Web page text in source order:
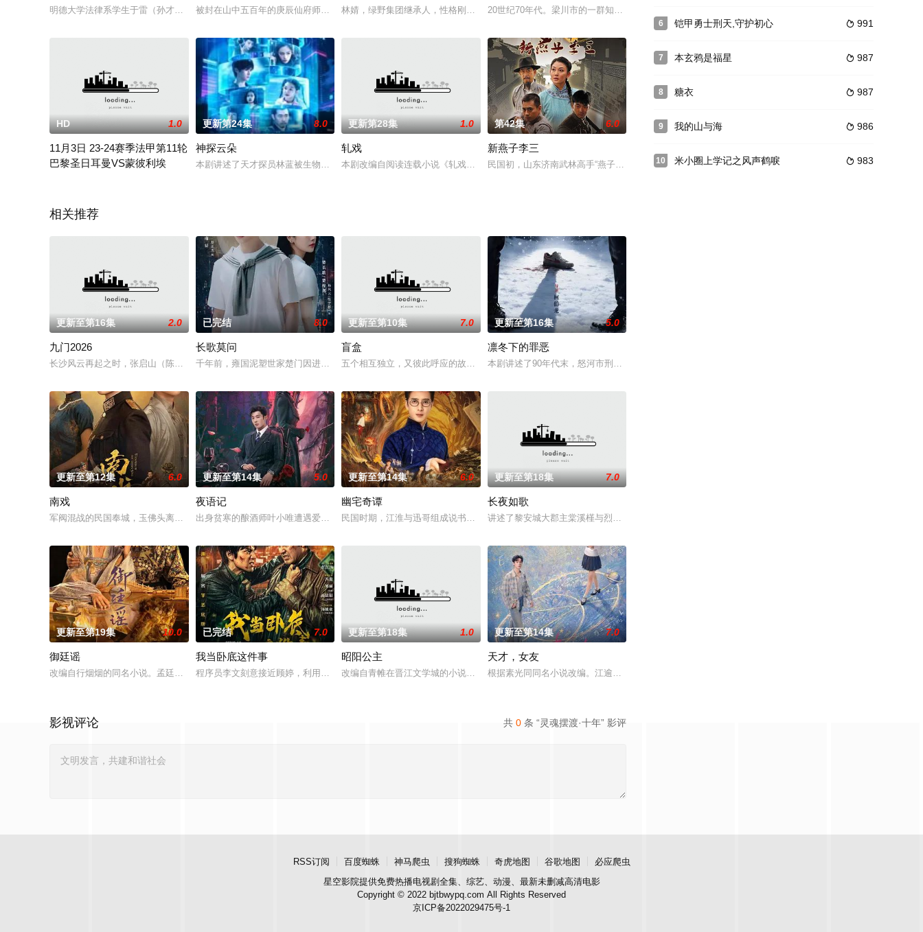
明德大学法律系学生于雷（孙才桢）与陈可（梁贝易）初次见面时，并不知道彼此将彻底改变对方人生。他们个性迥异：于雷自信果敢；而陈可安静内敛，习惯与他人保持距离，但却
被封在山中五百年的庚辰仙府师祖司马焦（陈飞宇 饰）与意外来到修仙界的廖停雁（王影璐 饰）相遇后，被其无欲无求的“咸鱼”本能降服，从此廖停雁开始引导司马焦步步向善
林婧，绿野集团继承人，性格刚毅，却在人生巅峰遭遇背叛。苏晓梦，民宿小职员，性格温婉，却深陷家庭泥潭。一次偶然，两人因定洞神针，交换
20世纪70年代。梁川市的一群知青在下乡时结下了深厚情谊，他们在返城、高考、改革开放等一系列大潮中
HD 1.0
11月3日 23-24赛季法甲第11轮
巴黎圣日耳曼VS蒙彼利埃
更新第24集 8.0
神探云朵
本剧讲述了天才探员林蓝被生物光线照射，变成10岁大小的小萝莉，顶替同事女儿云朵的身份继续探案的推理故事。
更新第28集 1.0
轧戏
本剧改编自阅读连载小说《轧戏》，作者祖乐。作为一名合格的成年人，胡羞（卢昱晓 饰）原本平静的生活随着未婚夫的消失而崩塌。直至一天，
第42集 6.0
新燕子李三
民国初，山东济南武林高手“燕子李三”被官府斩杀。李三师弟李显隐退江湖，将绝世轻功传与徒弟李云飞、李
相关推荐
更新至第16集 2.0
九门2026
长沙风云再起之时，张启山（陈伟霆 饰）与吴老狗（曾舜晞 饰）强强联手，携手霍仙姑（陈瑶 饰）与九门诸人共赴冒险奇局。一桩401部队的神秘失踪事件，牵出百年尘封的
已完结 8.0
长歌莫问
千年前，雍国泥塑世家楚门因进贡的“十二生肖”离奇流血炸裂，惨遭满门流放，楚父以死鸣冤。楚家大小姐楚梓鸢带着滔天恨意，在屠刀落地的瞬间，灵魂跨越千年，附身到了与她
更新至第10集 7.0
盲盒
五个相互独立，又彼此呼应的故事——用一场精心策划的“夏令营”完成复仇的受害者；临终前与遗憾和解的“无用之人”；共享同一具躯体的人格“刮刮
更新至第16集 5.0
凛冬下的罪恶
本剧讲述了90年代末，怒河市刑侦支队在无普及监控、无DNA鉴定技术的支持下，通过摸排、勘查等传统刑
更新至第12集 6.0
南戏
军阀混战的民国奉城，玉佛头离奇失窃，戏班主横尸戏台，将冷血少帅许又安与昆曲名伶荣筱楠推向不死不休的对立绝境。而他们不知，对方正是自己苦寻多年的患难“兄弟”。富商
更新至第14集 5.0
夜语记
出身贫寒的酿酒师叶小唯遭遇爱人程桉、恩师林晚媚的双重背叛。她从恨意中涅槃重生，借私生女桑落的身份入住程家。她步步为营，周旋在各怀心思的豪门众人间，引猎物上钩。叶
更新至第14集 6.0
幽宅奇谭
民国时期，江淮与迅哥组成说书班子，偶遇“白天人住屋，晚上鬼占房”的阴阳宅，江淮被掳走配“阴婚”。他与女探长穆英搭档，侦破阎王娶亲、五鬼
更新至第18集 7.0
长夜如歌
讲述了黎安城大郡主棠溪槿与烈云峥之间曲折动人的情感，以及他们在复杂局势中坚守初心、勇敢面对困难
更新至第19集 10.0
御廷谣
改编自行烟烟的同名小说。孟廷辉，大平王朝有史以来个以女子进士科三元及第入翰林院的奇女子。十年前的她被他从死人堆里救出来，蓬头垢面口齿不清。十年后的她才学满腹、冠
已完结 7.0
我当卧底这件事
程序员李文刻意接近顾婷，利用顾炎女儿奴的属性，请求老炮儿顾炎带自己用程序员身份卧底电诈集团以求查出未婚妻离奇死亡的真相。两人联手查出诈骗团伙头目阎礼的犯罪证据并
更新至第18集 1.0
昭阳公主
改编自青帷在晋江文学城的小说《平阳公主》。
更新至第14集 7.0
天才，女友
根据素光同同名小说改编。江逾白长大以后，林知夏忽然对他说：“江逾白，我喜欢你，哲学和生物学意义上
共 0 条 “灵魂摆渡·十年” 影评
影视评论
6  991
铠甲勇士刑天,守护初心
7  987
本玄鸦是福星
8  987
糖衣
9  986
我的山与海
10  983
米小圈上学记之风声鹤唳
RSS订阅 百度蜘蛛 神马爬虫 搜狗蜘蛛 奇虎地图 谷歌地图
必应爬虫
星空影院提供免费热播电视剧全集、综艺、动漫、最新未删减高清电影
Copyright © 2022 bjtbwypq.com All Rights Reserved
京ICP备2022029475号-1